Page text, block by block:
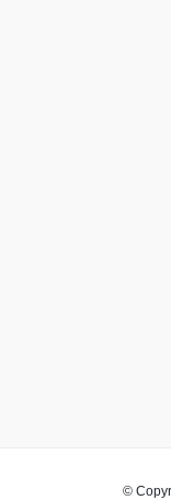
©